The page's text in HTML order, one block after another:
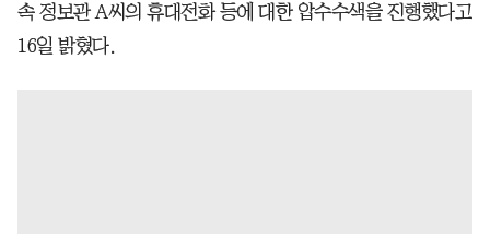
속 정보관 A씨의 휴대전화 등에 대한 압수수색을 진행했다고
16일 밝혔다.